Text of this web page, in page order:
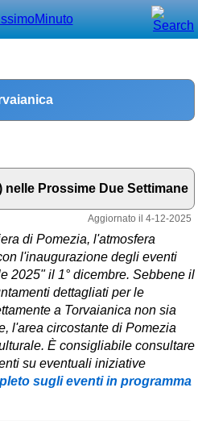
nelle Prossime Due Settimane
Aggiornato il 4-12-2025
di Pomezia, l'atmosfera
l'inaugurazione degli eventi
2025" il 1° dicembre. Sebbene il
dettagliati per le
a Torvaianica non sia
l'area circostante di Pomezia
È consigliabile consultare
su eventuali iniziative
sugli eventi in programma